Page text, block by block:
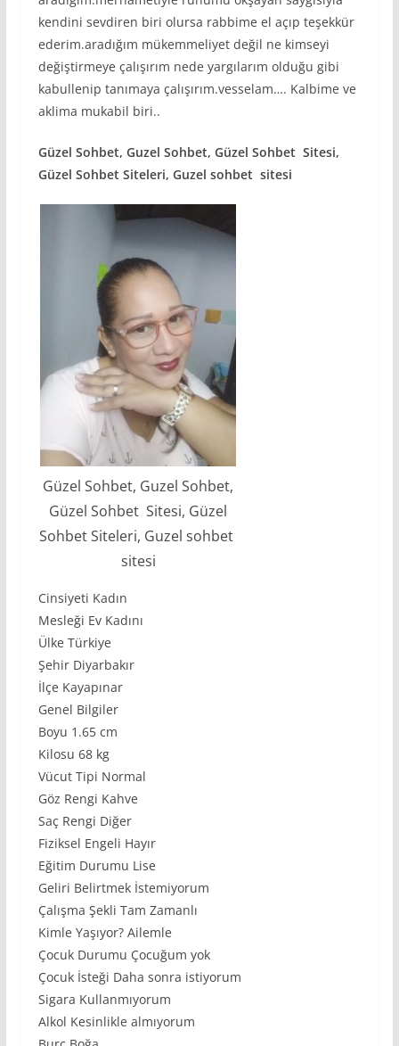
kendini sevdiren biri olursa rabbime el açıp teşekkür
ederim.aradığım mükemmeliyet değil ne kimseyi
değiştirmeye çalışırım nede yargılarım olduğu gibi
kabullenip tanımaya çalışırım.vesselam…. Kalbime ve
aklima mukabil biri..
Güzel Sohbet, Guzel Sohbet, Güzel Sohbet Sitesi,
Güzel Sohbet Siteleri, Guzel sohbet sitesi
Güzel Sohbet, Guzel Sohbet,
Güzel Sohbet Sitesi, Güzel
Sohbet Siteleri, Guzel sohbet
sitesi
Cinsiyeti Kadın
Mesleği Ev Kadını
Ülke Türkiye
Şehir Diyarbakır
İlçe Kayapınar
Genel Bilgiler
Boyu 1.65 cm
Kilosu 68 kg
Vücut Tipi Normal
Göz Rengi Kahve
Saç Rengi Diğer
Fiziksel Engeli Hayır
Eğitim Durumu Lise
Geliri Belirtmek İstemiyorum
Çalışma Şekli Tam Zamanlı
Kimle Yaşıyor? Ailemle
Çocuk Durumu Çocuğum yok
Çocuk İsteği Daha sonra istiyorum
Sigara Kullanmıyorum
Alkol Kesinlikle almıyorum